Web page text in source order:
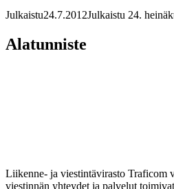
Julkaistu24.7.2012Julkaistu 24.
Alatunniste
Liikenne- ja viestintävirasto Traficom
viestinnän yhteydet ja palvelut